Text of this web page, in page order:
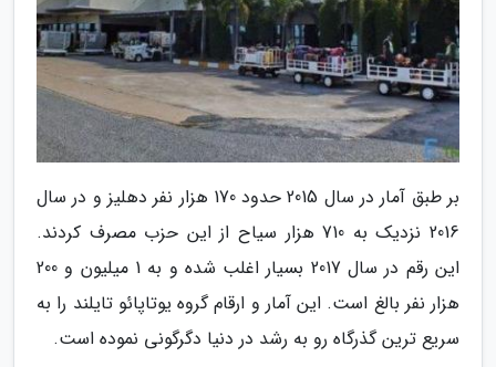
بر طبق آمار در سال 2015 حدود 170 هزار نفر دهلیز و در سال
2016 نزدیک به 710 هزار سیاح از این حزب مصرف کردند.
این رقم در سال 2017 بسیار اغلب شده و به 1 میلیون و 200
هزار نفر بالغ است. این آمار و ارقام گروه یوتاپائو تایلند را به
سریع ترین گذرگاه رو به رشد در دنیا دگرگونی نموده است.